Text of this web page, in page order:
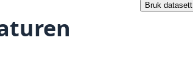
Bruk datasett